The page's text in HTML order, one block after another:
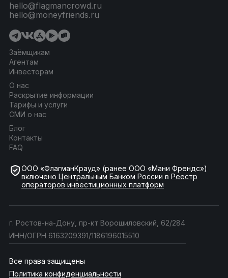
Заёмщикам
Агентам
Инвесторам
О нас
Раскрытие информации
Тарифы и услуги
СМИ о нас
Блог
Контакты
FAQ
hello@flagmancrowd.ru
hello@moneyfriends.ru
ООО «ФлагманКрауд» (ранее ООО «Мани Френдс»)
включено Центральным Банком России в Реестр
операторов инвестиционных платформ
г. Ростов-на-Дону, пр-кт Ворошиловский, 62/284
ИНН/ОГРН 6163209391/1186196015510
Все права защищены
Политика конфиденциальности